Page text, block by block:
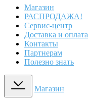
Магазин
РАСПРОДАЖА!
Сервис-центр
Доставка и оплата
Контакты
Партнерам
Полезно знать
Магазин